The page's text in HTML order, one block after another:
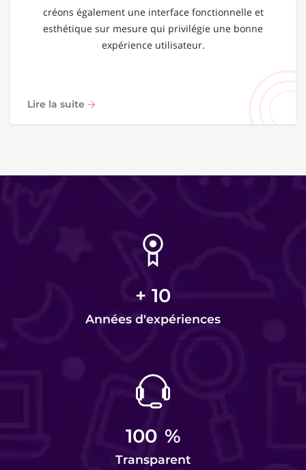
créons également une interface fonctionnelle et
esthétique sur mesure qui privilégie une bonne
expérience utilisateur.
Lire la suite
+ 10
Années d'expériences
100 %
Transparent